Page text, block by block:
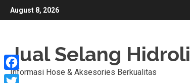
Skip
to
August 8, 2026
Jual Selang
Informasi Hose & Aksesories Berkualitas
Facebook